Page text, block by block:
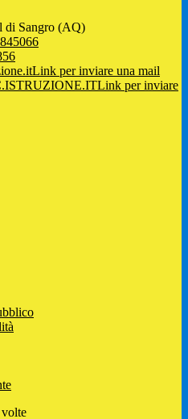
di Sangro (AQ)
Link per inviare una mail
Link per inviare
volte